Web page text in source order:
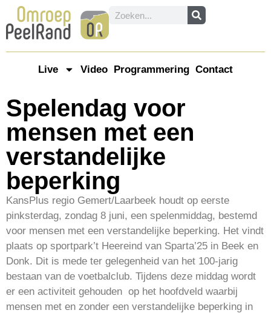
Live Video Programmering Contact
Spelendag voor
mensen met een
verstandelijke
beperking
KansPlus regio Gemert/Laarbeek houdt op eerste
pinksterdag, zondag 8 juni, een spelenmiddag, bestemd
voor mensen met een verstandelijke beperking. Het vindt
plaats op sportpark’t Heereind van Sparta’25 in Beek en
Donk. Dit is mede ter gelegenheid van het 100-jarig
bestaan van de voetbalclub. Tijdens deze middag wordt
er een activiteit gehouden op het hoofdveld waarbij
mensen met en zonder een verstandelijke beperking in